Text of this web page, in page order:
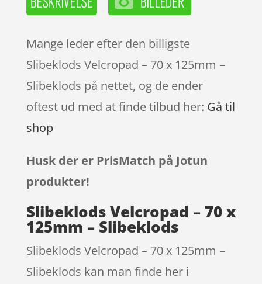
Mange leder efter den billigste
Slibeklods Velcropad – 70 x 125mm –
Slibeklods på nettet, og de ender
oftest ud med at finde tilbud her: Gå til
shop
Husk der er PrisMatch på Jotun
produkter!
Slibeklods Velcropad – 70 x
125mm – Slibeklods
Slibeklods Velcropad – 70 x 125mm –
Slibeklods kan man finde her i